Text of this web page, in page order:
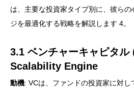
は、主要な投資家タイプ別に、彼ら
ジを最適化する戦略を解説します 4。
3.1 ベンチャーキャピタ
Scalability Engine
動機: VCは、ファンドの投資家に対し